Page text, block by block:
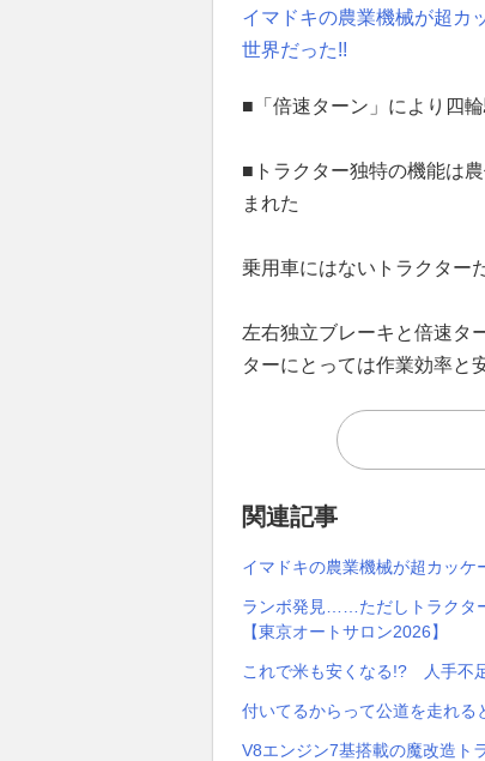
イマドキの農業機械が超
世界だった!!
■「倍速ターン」により四
■トラクター独特の機能は
まれた
乗用車にはないトラクター
左右独立ブレーキと倍速タ
ターにとっては作業効率と
関連記事
イマドキの農業機械が超カッ
ランボ発見……ただしトラクタ
【東京オートサロン2026】
これで米も安くなる!? 人手不
付いてるからって公道を走れ
V8エンジン7基搭載の魔改造